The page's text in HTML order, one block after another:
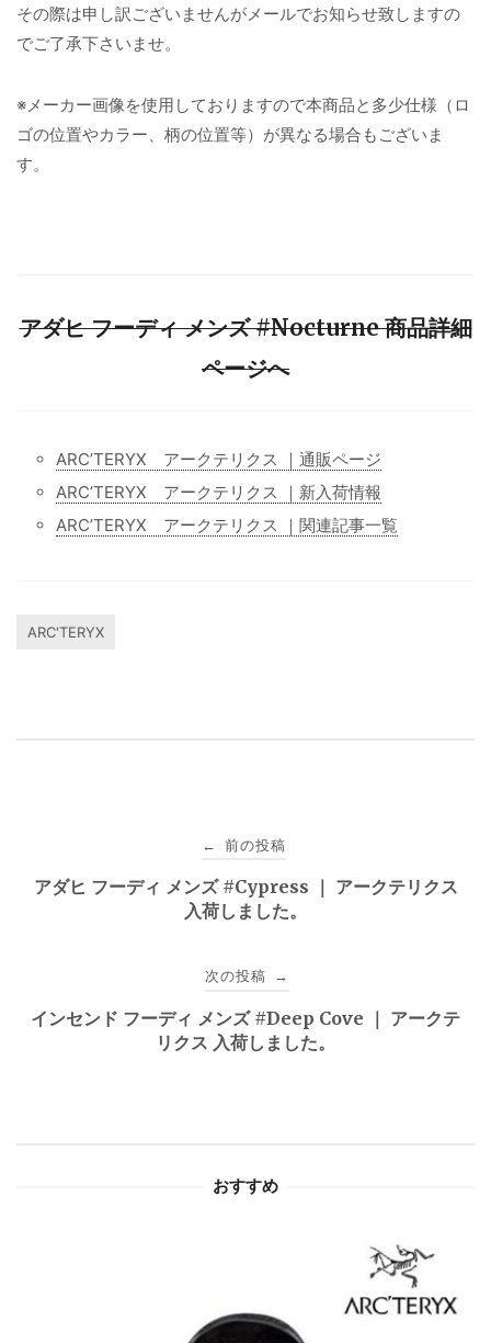
その際は申し訳ございませんがメールでお知らせ致しますの
でご了承下さいませ。
※メーカー画像を使用しておりますので本商品と多少仕様（ロ
ゴの位置やカラー、柄の位置等）が異なる場合もございま
す。
アダヒ フーディ メンズ #Nocturne 商品詳細
ページへ
ARC’TERYX アークテリクス ｜通販ページ
ARC’TERYX アークテリクス ｜新入荷情報
ARC’TERYX アークテリクス ｜関連記事一覧
ARC'TERYX
稿
ゲ
← 前の投稿
アダヒ フーディ メンズ #Cypress ｜ アークテリクス
入荷しました。
次の投稿 →
インセンド フーディ メンズ #Deep Cove ｜ アークテ
リクス 入荷しました。
おすすめ